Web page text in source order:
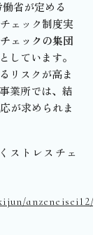
省が定める
ェック制度実
ェックの集団
しています。
リスクが高ま
業所では、結
が求められま
ストレスチェ
anzeneisei12/